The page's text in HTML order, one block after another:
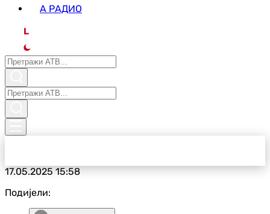
А РАДИО
L
17.05.202515:58
Подијели: